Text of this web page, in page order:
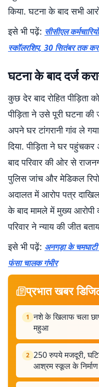
किया. घटना के बाद सभी
इसे भी पढ़ें: सीसीएल
स्कॉलरशिप, 30 सितंबर तक
घटना के बाद दर्ज
कुछ देर बाद रोहित पीड़िता
पीड़िता ने उसे पूरी घटना की
अपने घर टांगरानी गांव ले
दिया. पीड़िता ने घर
बाद परिवार की ओर से
पुलिस जांच और मेडिकल
अदालत में आरोप पत्र
के बाद मामले में मुख्य आरोपी
परिवार ने न्याय की जीत
इसे भी पढ़ें: अनगड़ा के
फंसा चालक गंभीर
प्रभात खबर
1 नशे के खिलाफ चला
महुआ
2 250 रुपये मजदूरी,
आश्रम स्कूल के निर्माण